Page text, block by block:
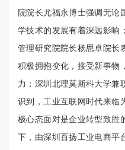
院院长尤福永博士强调无论
学技术的发展有着深远影响
管理研究院院长杨思卓院长
积极拥抱变化，接受新事物
力；深圳北理莫斯科大学兼
识到，工业互联网时代来临
极心态面对是企业转型致胜
下，由深圳百扬工业电商平